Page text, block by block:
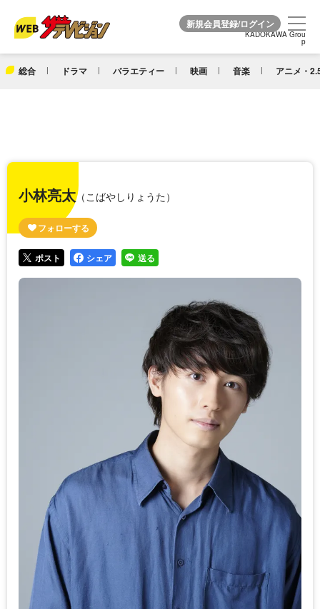
KADOKAWA Grou
p
総合 ドラマ バラエティー 映画 音楽 アニメ・
KADOKAWA Grou
p
小林亮太（こばやしりょうた）
ポスト シェア 送る